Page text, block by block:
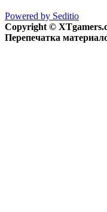
Powered by Seditio
Copyright ©
Перепечатка